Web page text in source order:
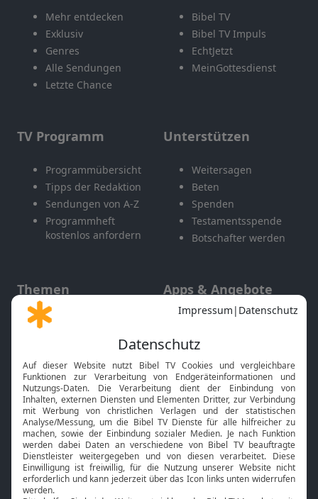
Mehr entdecken
Exklusiv
Genres
Alle Sendungen
Letzte Chance
Bibel TV
Bibel TV Impuls
EchtJetzt
MeinGottesdienst
TV Programm
Programmübersicht
Tipps der Redaktion
Sendungen von A-Z
Programmheft
kostenlos anfordern
Unterstützen
Weitersagen
Beten
Spenden
Testamentsspende
Botschafter werden
Themen
Gott und Bibel erklärt
Neuigkeiten
Apps & Angebote
Mobile App
Smart TV
HbbTV
Bibelthek Online-Bibel
Nächster Gottesdienst
Bibel TV Service